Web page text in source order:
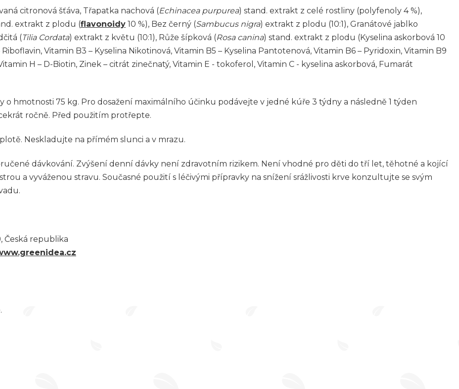
citronová šťáva, Třapatka nachová (Echinacea purpurea) stand. extrakt z celé rostliny (polyfenoly 4 %),
extrakt z plodu (flavonoidy 10 %), Bez černý (Sambucus nigra) extrakt z plodu (10:1), Granátové jablko
(Tilia Cordata) extrakt z květu (10:1), Růže šípková (Rosa canina) stand. extrakt z plodu (Kyselina askorbová 10
Vitamin B3 – Kyselina Nikotinová, Vitamin B5 – Kyselina Pantotenová, Vitamin B6 – Pyridoxin, Vitamin B9
H – D-Biotin, Zinek – citrát zinečnatý, Vitamin E - tokoferol, Vitamin C - kyselina askorbová, Fumarát
o hmotnosti 75 kg. Pro dosažení maximálního účinku podávejte v jedné kúře 3 týdny a následně 1 týden
ročně. Před použitím protřepte.
Neskladujte na přímém slunci a v mrazu.
dávkování. Zvýšení denní dávky není zdravotním rizikem. Není vhodné pro děti do tří let, těhotné a kojící
a vyváženou stravu. Současné použití s léčivými přípravky na snížení srážlivosti krve konzultujte se svým
Česká republika